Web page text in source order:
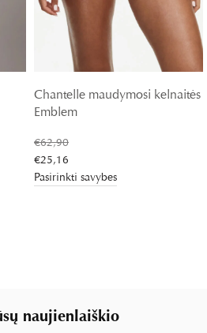
Chantelle maudymosi kelnaitės
Emblem
€62,90
€25,16
Pasirinkti savybes
naujienlaiškio